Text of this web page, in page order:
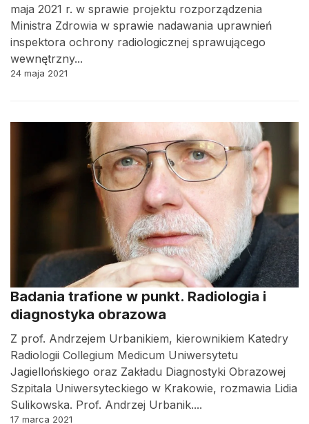
maja 2021 r. w sprawie projektu rozporządzenia
Ministra Zdrowia w sprawie nadawania uprawnień
inspektora ochrony radiologicznej sprawującego
wewnętrzny...
24 maja 2021
Badania trafione w punkt. Radiologia i
diagnostyka obrazowa
Z prof. Andrzejem Urbanikiem, kierownikiem Katedry
Radiologii Collegium Medicum Uniwersytetu
Jagiellońskiego oraz Zakładu Diagnostyki Obrazowej
Szpitala Uniwersyteckiego w Krakowie, rozmawia Lidia
Sulikowska. Prof. Andrzej Urbanik....
17 marca 2021